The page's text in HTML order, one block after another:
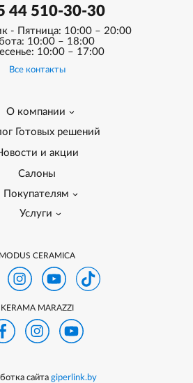
44 510-30-30
- Пятница: 10:00 – 20:00
10:00 – 18:00
10:00 – 17:00
Все контакты
О компании
Готовых решений
и акции
Салоны
Покупателям
Услуги
MODUS CERAMICA
KERAMA MARAZZI
сайта giperlink.by